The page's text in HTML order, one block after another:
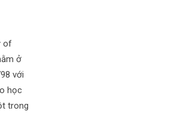
of
ở
với
học
trong